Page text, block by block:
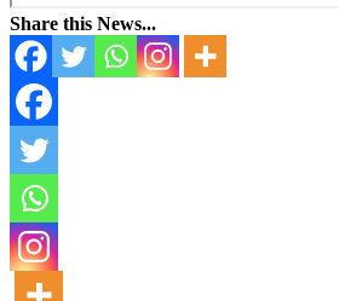
Share this News...